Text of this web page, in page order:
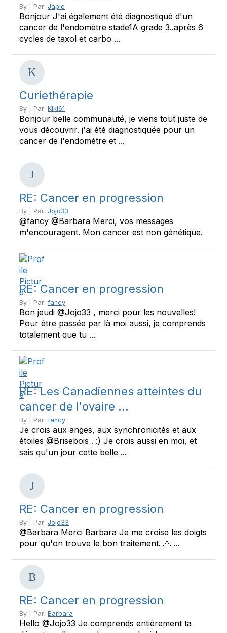
By | Par: Japie
Bonjour J'ai également été diagnostiqué d'un
cancer de l'endomètre stade1A grade 3..après 6
cycles de taxol et carbo ...
Curiethérapie
By | Par: Kiki61
Bonjour belle communauté, je viens tout juste de
vous découvrir. j'ai été diagnostiquée pour un
cancer de l'endomètre et ...
RE: Cancer en progression
By | Par: Jojo33
@fancy @Barbara Merci, vos messages
m'encouragent. Mon cancer est non génétique.
RE: Cancer en progression
By | Par: fancy
Bon jeudi @Jojo33 , merci pour les nouvelles!
Pour être passée par là moi aussi, je comprends
totalement que tu ...
RE: Les Canadiennes atteintes du
cancer de l'ovaire ...
By | Par: fancy
Je crois aux anges, aux synchronicités et aux
étoiles @Brisebois . :) Je crois aussi en moi, et
sais qu'un jour cette belle ...
RE: Cancer en progression
By | Par: Jojo33
@Barbara Merci Barbara Je me croise les doigts
pour qu'on trouve le bon traitement. 🙏 ...
RE: Cancer en progression
By | Par: Barbara
Hello @Jojo33 Je comprends entièrement ta